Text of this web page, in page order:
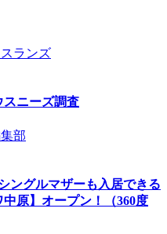
ランズ
スニーズ調査
部
ングルマザーも入居できる
原】オープン！（360度